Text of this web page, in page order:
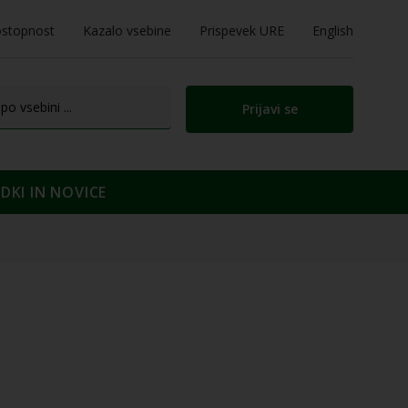
Kazalo vsebine Prispevek URE English
Prijavi se
IN NOVICE